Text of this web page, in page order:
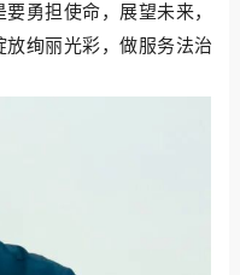
勇担使命，展望未来，
绚丽光彩，做服务法治